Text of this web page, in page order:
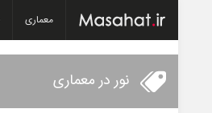
معماری
نور در معماری